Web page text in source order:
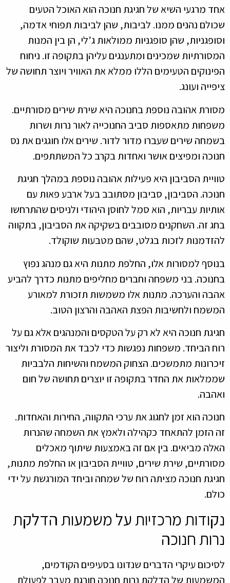
אחד מרגעי השיא של חגיגת חנוכה הוא האוכל הטעים
שכולם נהנים ממנו. לביבות, שהן לביבות תפוחי אדמה,
וסופגניות, שהן סופגניות ממולאות ג’לי, הן בין המנות
המסורתיות שמכינים ומתענגים עליהן בתקופה זו. ניחוח
הפינוקים הטעימים הללו ממלא את האוויר ויוצר תחושה של
ציפייה ועונג.
מסורת אהובה נוספת בחנוכה היא שירת שירים מסורתיים.
משפחות מתאספות סביב החנוכייה לאור נרות ושרות
בשמחה שירים שעברו מדור לדור. שירים אלו חוגגים את נס
חנוכה ומפיצים אושר ואחדות בקרב כל המשתתפים.
טוויית הסביבון היא פעילות אהובה נוספת במהלך חגיגת
חנוכה. הסביבון, סביבון מסתובב בעל ארבע פאות עם
אותיות עבריות, הוא סמל לחוסן היהודי ולניסים שהתרחשו
בחג זה. השחקנים מסובבים בשקיקה את הסביבון, בתקווה
להזדמנות לזכות בגלט, שהם מטבעות שוקולד.
בנוסף למסורות אלו, החלפת מתנות היא גם מנהג נפוץ
בחנוכה. בני משפחה וחברים מחליפים מתנות כדרך להביע
אהבה והערכה. מתנות אלו משמשות תזכורת למאורע
המשמח ולחשיבות הפצת האהבה והרצון הטוב.
חגיגת חנוכה היא לא רק על הטקסים והמנהגים אלא גם על
רוח הביחד. משפחות נפגשות כדי לכבד את המסורת וליצור
זיכרונות מתמשכים. הצחוק המשמח והשיחות הלבביות
שממלאות את החדר בתקופה זו יוצרים תחושה של חום
ואהבה.
חנוכה הוא זמן לחגוג את ערכי התקווה, החירות והאחדות.
זה הזמן להתאחד כקהילה ולאמץ את השמחה שהנרות
האלה מביאים. בין אם זה באמצעות שיתוף מאכלים
מסורתיים, שירת שירים, טוויית הסביבון או החלפת מתנות,
חגיגת חנוכה מציתה רוח של שמחה וביחד המורגשת על ידי
כולם.
נקודות מרכזיות על משמעות הדלקת
נרות חנוכה
לסיכום עיקרי הדברים שנדונו בסעיפים הקודמים,
המשמעות של הדלקת נרות חנוכה חורגת מעבר לפעולת